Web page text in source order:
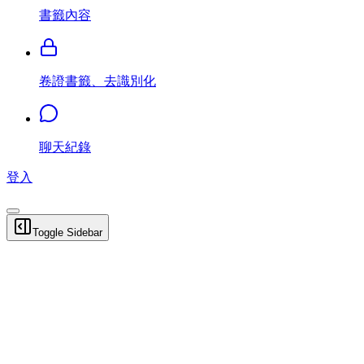
書籤內容
卷證書籤、去識別化
聊天紀錄
登入
Toggle Sidebar